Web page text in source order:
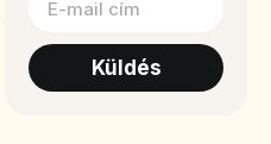
Küldés